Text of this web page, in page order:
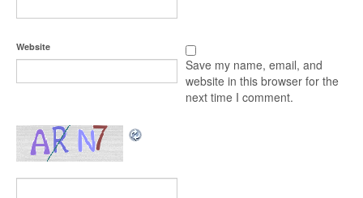
Website
Save my name, email, and
website in this browser for the
next time I comment.